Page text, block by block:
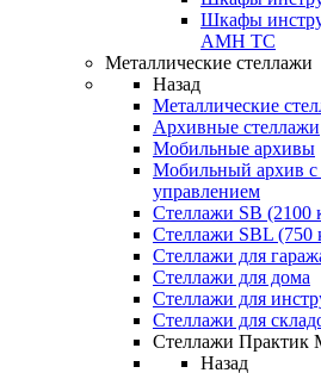
Шкафы
AMH TC
Металлические стеллажи
Назад
Металлические
Архивные стеллажи
Мобильные архивы
Мобильный архив с
управлением
Стеллажи SB (2100
Стеллажи SBL (750
Стеллажи для
Стеллажи для дома
Стеллажи для
Стеллажи для
Стеллажи Практик
Назад